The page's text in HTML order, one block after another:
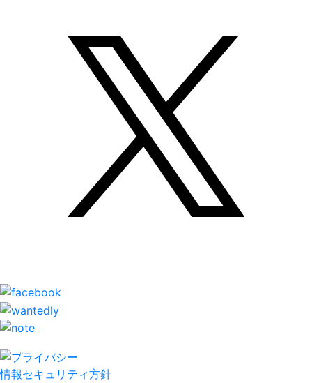
情報セキュリティ方針